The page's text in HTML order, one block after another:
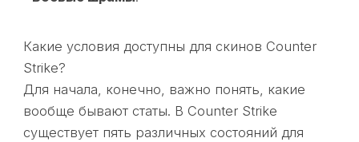
Какие условия доступны для скинов Counter
Strike?
Для начала, конечно, важно понять, какие
вообще бывают статы. В Counter Strike
существует пять различных состояний для